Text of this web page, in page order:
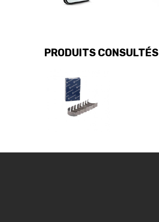
PRODUITS CONSULTÉS